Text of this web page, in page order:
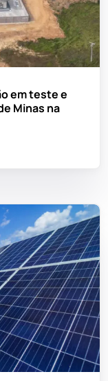
em teste e
Minas na